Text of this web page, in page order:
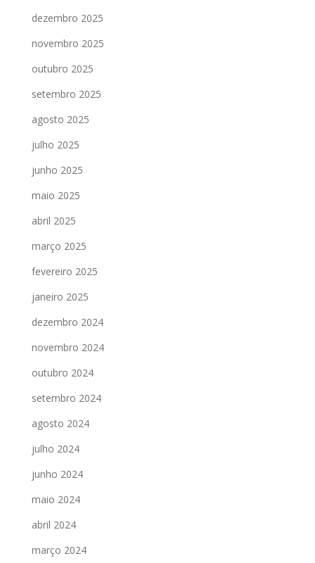
dezembro 2025
novembro 2025
outubro 2025
setembro 2025
agosto 2025
julho 2025
junho 2025
maio 2025
abril 2025
março 2025
fevereiro 2025
janeiro 2025
dezembro 2024
novembro 2024
outubro 2024
setembro 2024
agosto 2024
julho 2024
junho 2024
maio 2024
abril 2024
março 2024